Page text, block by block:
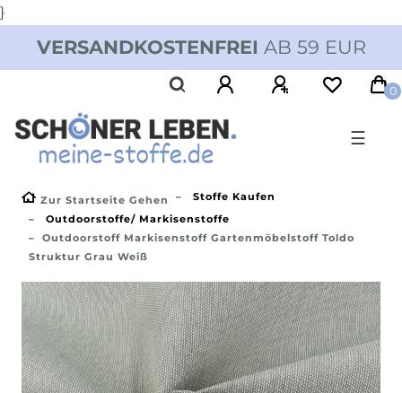
}
VERSANDKOSTENFREI AB 59 EUR
0
☰
Zur Startseite Gehen
Stoffe Kaufen
Outdoorstoffe/ Markisenstoffe
Outdoorstoff Markisenstoff Gartenmöbelstoff Toldo
Struktur Grau Weiß